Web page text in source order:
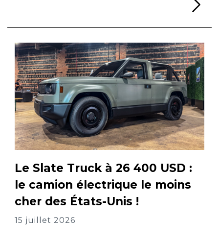
Le Slate Truck à 26 400 USD :
le camion électrique le moins
cher des États-Unis !
15 juillet 2026